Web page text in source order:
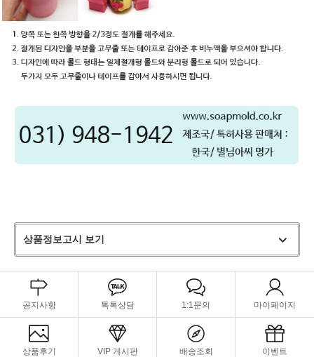
상품정보고시 보기
공지사항 톡톡상담 1:1문의 마이페이지
상품후기 VIP 게시판 배송조회 이벤트